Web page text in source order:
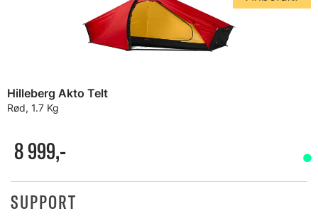
Hilleberg Akto Telt
Rød, 1.7 Kg
8 999,-
SUPPORT